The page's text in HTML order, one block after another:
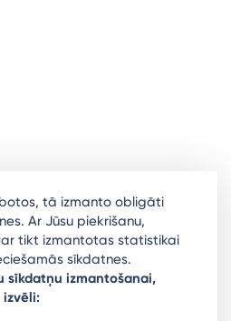
on Rigas business
to our newsletter.
tā izmanto obligāti
Ar Jūsu piekrišanu,
tikt izmantotas statistikai
sīkdatnes.
sīkdatņu izmantošanai,
izvēli: